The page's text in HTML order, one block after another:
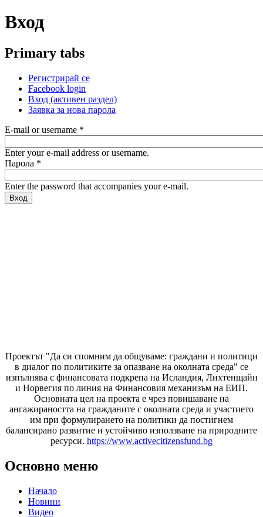
Вход
Primary tabs
Регистрирай се
Facebook login
Вход (активен раздел)
Заявка за нова парола
E-mail or username *
Enter your e-mail address or username.
Парола *
Enter the password that accompanies your e-mail.
Проектът "Да си спомним да общуваме: граждани и политици
в диалог по политиките за опазване на околната среда" се
изпълнява с финансовата подкрепа на Исландия, Лихтенщайн
и Норвегия по линия на Финансовия механизъм на ЕИП.
Основната цел на проекта е чрез повишаване на
ангажираността на гражданите с околната среда и участието
им при формулирането на политики да постигнем
балансирано развитие и устойчиво използване на природните
ресурси. https://www.activecitizensfund.bg
Основно меню
Начало
Новини
Видео